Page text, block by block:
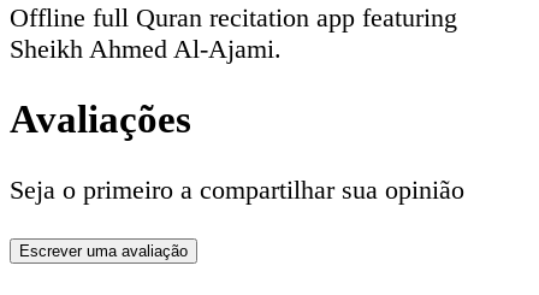
Offline full Quran recitation app featuring
Sheikh Ahmed Al-Ajami.
Avaliações
Seja o primeiro a compartilhar sua opinião
Escrever uma avaliação